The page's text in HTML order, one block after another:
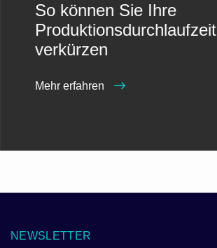
So können Sie Ihre
Produktionsdurchlaufzeit
verkürzen
Mehr erfahren
NEWSLETTER